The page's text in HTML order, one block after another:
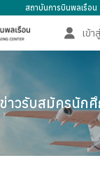
สถาบันการบินพลเรือน
เข้า
ข่าวรับสมัครนัก